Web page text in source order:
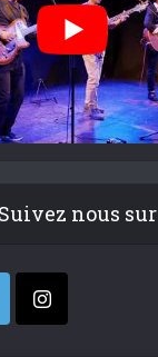
Suivez nous sur